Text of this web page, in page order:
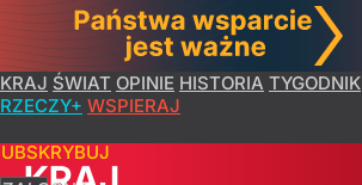
KRAJ ŚWIAT OPINIE HISTORIA TYGODNIK
RZECZY+ WSPIERAJ